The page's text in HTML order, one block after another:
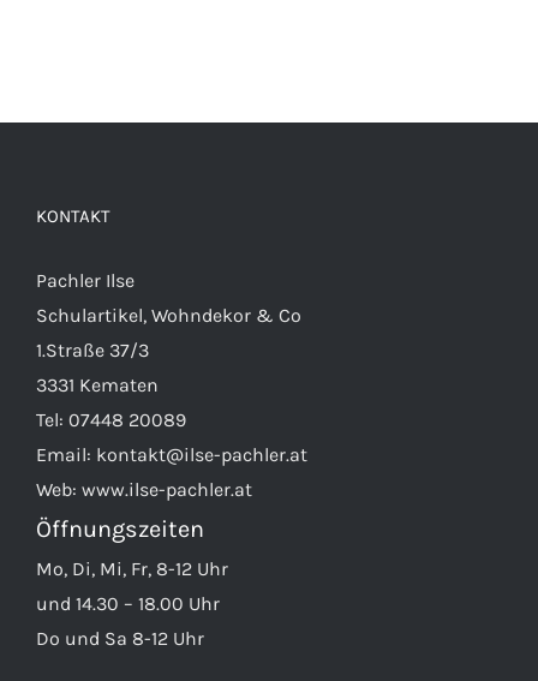
KONTAKT
Pachler Ilse
Schulartikel, Wohndekor & Co
1.Straße 37/3
3331 Kematen
Tel: 07448 20089
Email: kontakt@ilse-pachler.at
Web: www.ilse-pachler.at
Öffnungszeiten
Mo, Di, Mi, Fr, 8-12 Uhr
und 14.30 – 18.00 Uhr
Do und Sa 8-12 Uhr